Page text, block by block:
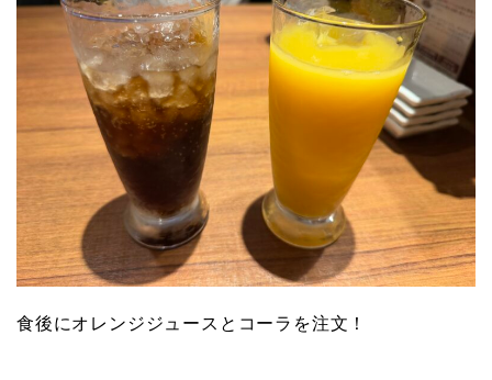
食後にオレンジジュースとコーラを注文！